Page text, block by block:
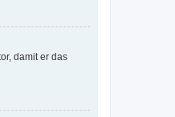
damit er das